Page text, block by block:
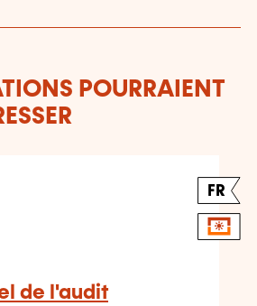
POURRAIENT
FR
de l'audit